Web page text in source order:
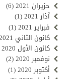
حزيران 2021
(6)
آذار 2021
(1)
فبراير 2021
(1)
كانون الثاني 2021
كانون الأول 2020
نوفمبر 2020
(2)
أكتوبر 2020
(1)